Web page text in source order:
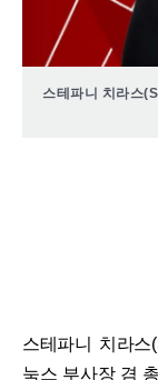
스테파니 치라스
스테파니 치라스
눅스 부사장 겸